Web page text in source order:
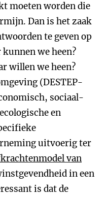
moeten worden die
Dan is het zaak
te geven op
kunnen we heen?
willen we heen?
(DESTEP-
sociaal-
en
uitvoerig ter
van
in een
is dat de